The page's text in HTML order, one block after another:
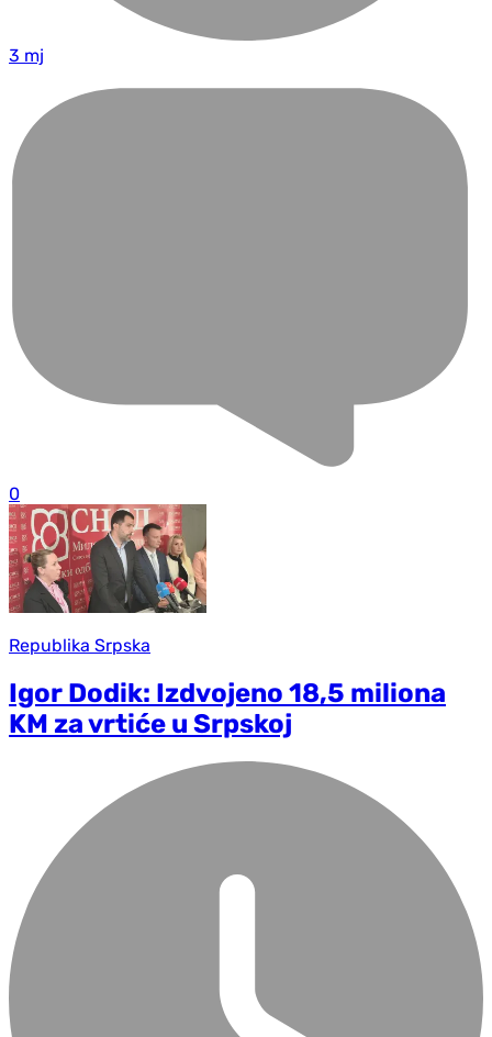
3 mj
0
Republika Srpska
Igor Dodik: Izdvojeno 18,5 miliona
KM za vrtiće u Srpskoj